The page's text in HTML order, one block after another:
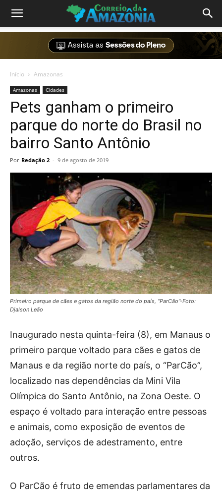
Início Amazonas
Amazonas Cidades
Pets ganham o primeiro
parque do norte do Brasil no
bairro Santo Antônio
Por Redação 2 - 9 de agosto de 2019
Primeiro parque de cães e gatos da região norte do país, “ParCão”-Foto:
Djalson Leão
Inaugurado nesta quinta-feira (8), em Manaus o
primeiro parque voltado para cães e gatos de
Manaus e da região norte do país, o “ParCão”,
localizado nas dependências da Mini Vila
Olímpica do Santo Antônio, na Zona Oeste. O
espaço é voltado para interação entre pessoas
e animais, como exposição de eventos de
adoção, serviços de adestramento, entre
outros.
O ParCão é fruto de emendas parlamentares da